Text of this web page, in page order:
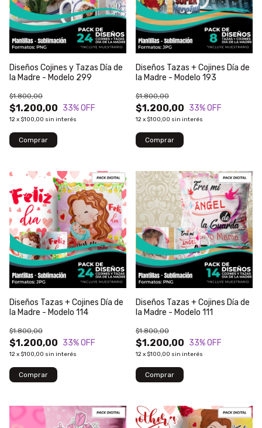
Diseños Cojines y Tazas Día de
la Madre - Modelo 299
$1.200,00
$1.800,00
33% OFF
12x $100,00 sin interés
Diseños Tazas + Cojines Día de
la Madre - Modelo 193
$1.200,00
$1.800,00
33% OFF
12x $100,00 sin interés
Diseños Tazas + Cojines Día de
la Madre - Modelo 114
$1.200,00
$1.800,00
33% OFF
12x $100,00 sin interés
Diseños Tazas + Cojines Día de
la Madre - Modelo 111
$1.200,00
$1.800,00
33% OFF
12x $100,00 sin interés